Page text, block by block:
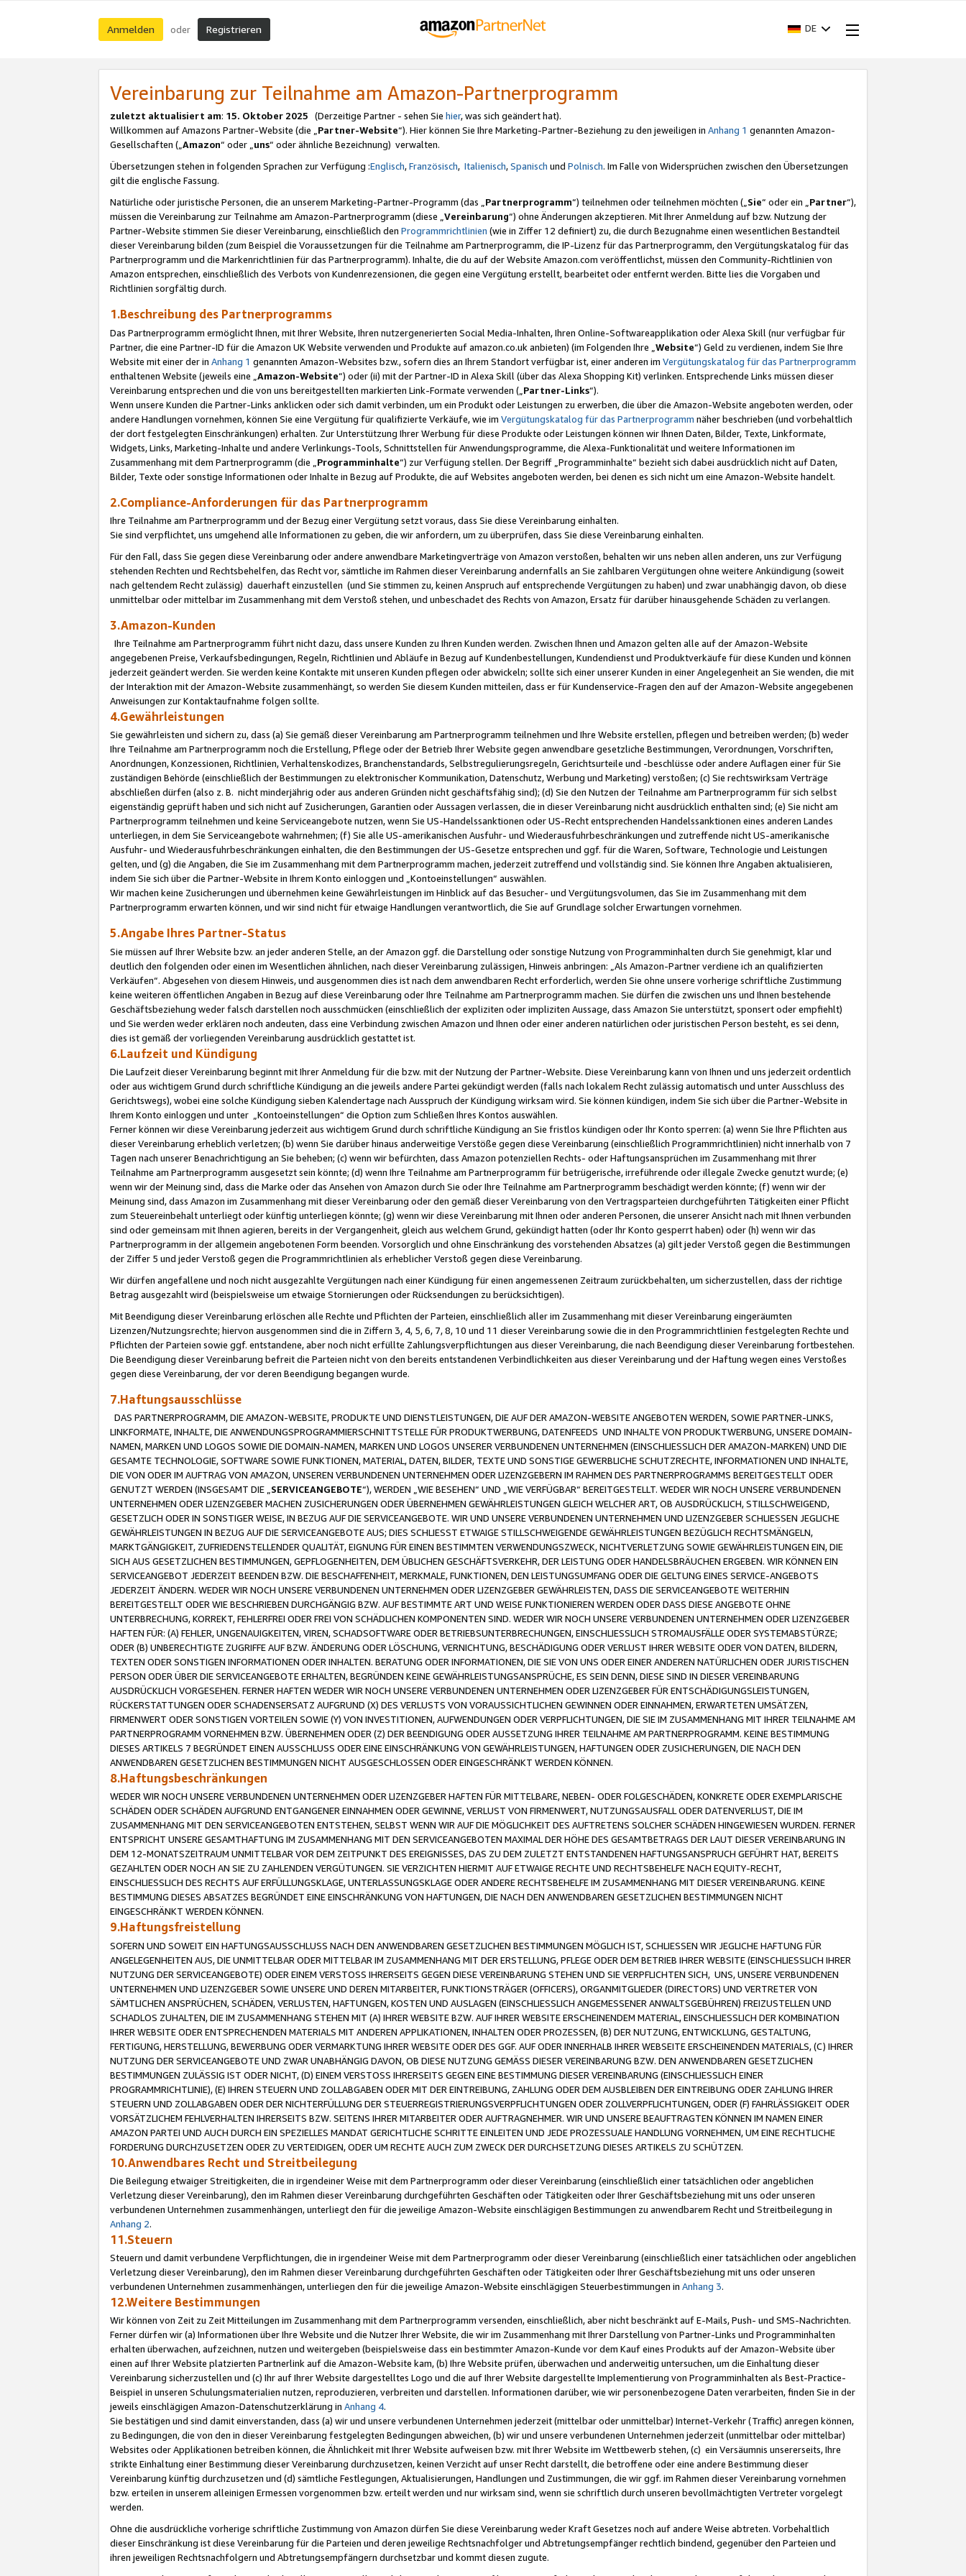
Anmelden oder Registrieren DE
Vereinbarung zur Teilnahme am Amazon-Partnerprogramm
zuletzt aktualisiert am: 15. Oktober 2025 (Derzeitige Partner - sehen Sie hier, was sich geändert hat).
Willkommen auf Amazons Partner-Website (die „Partner-Website“). Hier können Sie Ihre Marketing-Partner-Beziehung zu den jeweiligen in Anhang 1 genannten Amazon-
Gesellschaften („Amazon“ oder „uns“ oder ähnliche Bezeichnung) verwalten.
Übersetzungen stehen in folgenden Sprachen zur Verfügung :Englisch,Französisch, Italienisch,Spanisch und Polnisch. Im Falle von Widersprüchen zwischen den Übersetzungen
gilt die englische Fassung.
Natürliche oder juristische Personen, die an unserem Marketing-Partner-Programm (das „Partnerprogramm“) teilnehmen oder teilnehmen möchten („Sie“ oder ein „Partner“),
müssen die Vereinbarung zur Teilnahme am Amazon-Partnerprogramm (diese „Vereinbarung“) ohne Änderungen akzeptieren. Mit Ihrer Anmeldung auf bzw. Nutzung der
Partner-Website stimmen Sie dieser Vereinbarung, einschließlich den Programmrichtlinien (wie in Ziffer 12 definiert) zu, die durch Bezugnahme einen wesentlichen Bestandteil
dieser Vereinbarung bilden (zum Beispiel die Voraussetzungen für die Teilnahme am Partnerprogramm, die IP-Lizenz für das Partnerprogramm, den Vergütungskatalog für das
Partnerprogramm und die Markenrichtlinien für das Partnerprogramm). Inhalte, die du auf der Website Amazon.com veröffentlichst, müssen den Community-Richtlinien von
Amazon entsprechen, einschließlich des Verbots von Kundenrezensionen, die gegen eine Vergütung erstellt, bearbeitet oder entfernt werden. Bitte lies die Vorgaben und
Richtlinien sorgfältig durch.
1.Beschreibung des Partnerprogramms
Das Partnerprogramm ermöglicht Ihnen, mit Ihrer Website, Ihren nutzergenerierten Social Media-Inhalten, Ihren Online-Softwareapplikation oder Alexa Skill (nur verfügbar für
Partner, die eine Partner-ID für die Amazon UK Website verwenden und Produkte auf amazon.co.uk anbieten) (im Folgenden Ihre „ Website“) Geld zu verdienen, indem Sie Ihre
Website mit einer der in Anhang 1 genannten Amazon-Websites bzw., sofern dies an Ihrem Standort verfügbar ist, einer anderen im Vergütungskatalog für das Partnerprogramm
enthaltenen Website (jeweils eine „ Amazon-Website“) oder (ii) mit der Partner-ID in Alexa Skill (über das Alexa Shopping Kit) verlinken. Entsprechende Links müssen dieser
Vereinbarung entsprechen und die von uns bereitgestellten markierten Link-Formate verwenden („ Partner-Links“).
Wenn unsere Kunden die Partner-Links anklicken oder sich damit verbinden, um ein Produkt oder Leistungen zu erwerben, die über die Amazon-Website angeboten werden, oder
andere Handlungen vornehmen, können Sie eine Vergütung für qualifizierte Verkäufe, wie im Vergütungskatalog für das Partnerprogramm näher beschrieben (und vorbehaltlich
der dort festgelegten Einschränkungen) erhalten. Zur Unterstützung Ihrer Werbung für diese Produkte oder Leistungen können wir Ihnen Daten, Bilder, Texte, Linkformate,
Widgets, Links, Marketing-Inhalte und andere Verlinkungs-Tools, Schnittstellen für Anwendungsprogramme, die Alexa-Funktionalität und weitere Informationen im
Zusammenhang mit dem Partnerprogramm (die „ Programminhalte“) zur Verfügung stellen. Der Begriff „Programminhalte“ bezieht sich dabei ausdrücklich nicht auf Daten,
Bilder, Texte oder sonstige Informationen oder Inhalte in Bezug auf Produkte, die auf Websites angeboten werden, bei denen es sich nicht um eine Amazon-Website handelt.
2.Compliance-Anforderungen für das Partnerprogramm
Ihre Teilnahme am Partnerprogramm und der Bezug einer Vergütung setzt voraus, dass Sie diese Vereinbarung einhalten.
Sie sind verpflichtet, uns umgehend alle Informationen zu geben, die wir anfordern, um zu überprüfen, dass Sie diese Vereinbarung einhalten.
Für den Fall, dass Sie gegen diese Vereinbarung oder andere anwendbare Marketingverträge von Amazon verstoßen, behalten wir uns neben allen anderen, uns zur Verfügung
stehenden Rechten und Rechtsbehelfen, das Recht vor, sämtliche im Rahmen dieser Vereinbarung andernfalls an Sie zahlbaren Vergütungen ohne weitere Ankündigung (soweit
nach geltendem Recht zulässig) dauerhaft einzustellen (und Sie stimmen zu, keinen Anspruch auf entsprechende Vergütungen zu haben) und zwar unabhängig davon, ob diese
unmittelbar oder mittelbar im Zusammenhang mit dem Verstoß stehen, und unbeschadet des Rechts von Amazon, Ersatz für darüber hinausgehende Schäden zu verlangen.
3.Amazon-Kunden
Ihre Teilnahme am Partnerprogramm führt nicht dazu, dass unsere Kunden zu Ihren Kunden werden. Zwischen Ihnen und Amazon gelten alle auf der Amazon-Website
angegebenen Preise, Verkaufsbedingungen, Regeln, Richtlinien und Abläufe in Bezug auf Kundenbestellungen, Kundendienst und Produktverkäufe für diese Kunden und können
jederzeit geändert werden. Sie werden keine Kontakte mit unseren Kunden pflegen oder abwickeln; sollte sich einer unserer Kunden in einer Angelegenheit an Sie wenden, die mit
der Interaktion mit der Amazon-Website zusammenhängt, so werden Sie diesem Kunden mitteilen, dass er für Kundenservice-Fragen den auf der Amazon-Website angegebenen
Anweisungen zur Kontaktaufnahme folgen sollte.
4.Gewährleistungen
Sie gewährleisten und sichern zu, dass (a) Sie gemäß dieser Vereinbarung am Partnerprogramm teilnehmen und Ihre Website erstellen, pflegen und betreiben werden; (b) weder
Ihre Teilnahme am Partnerprogramm noch die Erstellung, Pflege oder der Betrieb Ihrer Website gegen anwendbare gesetzliche Bestimmungen, Verordnungen, Vorschriften,
Anordnungen, Konzessionen, Richtlinien, Verhaltenskodizes, Branchenstandards, Selbstregulierungsregeln, Gerichtsurteile und -beschlüsse oder andere Auflagen einer für Sie
zuständigen Behörde (einschließlich der Bestimmungen zu elektronischer Kommunikation, Datenschutz, Werbung und Marketing) verstoßen; (c) Sie rechtswirksam Verträge
abschließen dürfen (also z. B. nicht minderjährig oder aus anderen Gründen nicht geschäftsfähig sind); (d) Sie den Nutzen der Teilnahme am Partnerprogramm für sich selbst
eigenständig geprüft haben und sich nicht auf Zusicherungen, Garantien oder Aussagen verlassen, die in dieser Vereinbarung nicht ausdrücklich enthalten sind; (e) Sie nicht am
Partnerprogramm teilnehmen und keine Serviceangebote nutzen, wenn Sie US-Handelssanktionen oder US-Recht entsprechenden Handelssanktionen eines anderen Landes
unterliegen, in dem Sie Serviceangebote wahrnehmen; (f) Sie alle US-amerikanischen Ausfuhr- und Wiederausfuhrbeschränkungen und zutreffende nicht US-amerikanische
Ausfuhr- und Wiederausfuhrbeschränkungen einhalten, die den Bestimmungen der US-Gesetze entsprechen und ggf. für die Waren, Software, Technologie und Leistungen
gelten, und (g) die Angaben, die Sie im Zusammenhang mit dem Partnerprogramm machen, jederzeit zutreffend und vollständig sind. Sie können Ihre Angaben aktualisieren,
indem Sie sich über die Partner-Website in Ihrem Konto einloggen und „Kontoeinstellungen“ auswählen.
Wir machen keine Zusicherungen und übernehmen keine Gewährleistungen im Hinblick auf das Besucher- und Vergütungsvolumen, das Sie im Zusammenhang mit dem
Partnerprogramm erwarten können, und wir sind nicht für etwaige Handlungen verantwortlich, die Sie auf Grundlage solcher Erwartungen vornehmen.
5.Angabe Ihres Partner-Status
Sie müssen auf Ihrer Website bzw. an jeder anderen Stelle, an der Amazon ggf. die Darstellung oder sonstige Nutzung von Programminhalten durch Sie genehmigt, klar und
deutlich den folgenden oder einen im Wesentlichen ähnlichen, nach dieser Vereinbarung zulässigen, Hinweis anbringen: „Als Amazon-Partner verdiene ich an qualifizierten
Verkäufen“. Abgesehen von diesem Hinweis, und ausgenommen dies ist nach dem anwendbaren Recht erforderlich, werden Sie ohne unsere vorherige schriftliche Zustimmung
keine weiteren öffentlichen Angaben in Bezug auf diese Vereinbarung oder Ihre Teilnahme am Partnerprogramm machen. Sie dürfen die zwischen uns und Ihnen bestehende
Geschäftsbeziehung weder falsch darstellen noch ausschmücken (einschließlich der expliziten oder impliziten Aussage, dass Amazon Sie unterstützt, sponsert oder empfiehlt)
und Sie werden weder erklären noch andeuten, dass eine Verbindung zwischen Amazon und Ihnen oder einer anderen natürlichen oder juristischen Person besteht, es sei denn,
dies ist gemäß der vorliegenden Vereinbarung ausdrücklich gestattet ist.
6.Laufzeit und Kündigung
Die Laufzeit dieser Vereinbarung beginnt mit Ihrer Anmeldung für die bzw. mit der Nutzung der Partner-Website. Diese Vereinbarung kann von Ihnen und uns jederzeit ordentlich
oder aus wichtigem Grund durch schriftliche Kündigung an die jeweils andere Partei gekündigt werden (falls nach lokalem Recht zulässig automatisch und unter Ausschluss des
Gerichtswegs), wobei eine solche Kündigung sieben Kalendertage nach Ausspruch der Kündigung wirksam wird. Sie können kündigen, indem Sie sich über die Partner-Website in
Ihrem Konto einloggen und unter „Kontoeinstellungen“ die Option zum Schließen Ihres Kontos auswählen.
Ferner können wir diese Vereinbarung jederzeit aus wichtigem Grund durch schriftliche Kündigung an Sie fristlos kündigen oder Ihr Konto sperren: (a) wenn Sie Ihre Pflichten aus
dieser Vereinbarung erheblich verletzen; (b) wenn Sie darüber hinaus anderweitige Verstöße gegen diese Vereinbarung (einschließlich Programmrichtlinien) nicht innerhalb von 7
Tagen nach unserer Benachrichtigung an Sie beheben; (c) wenn wir befürchten, dass Amazon potenziellen Rechts- oder Haftungsansprüchen im Zusammenhang mit Ihrer
Teilnahme am Partnerprogramm ausgesetzt sein könnte; (d) wenn Ihre Teilnahme am Partnerprogramm für betrügerische, irreführende oder illegale Zwecke genutzt wurde; (e)
wenn wir der Meinung sind, dass die Marke oder das Ansehen von Amazon durch Sie oder Ihre Teilnahme am Partnerprogramm beschädigt werden könnte; (f) wenn wir der
Meinung sind, dass Amazon im Zusammenhang mit dieser Vereinbarung oder den gemäß dieser Vereinbarung von den Vertragsparteien durchgeführten Tätigkeiten einer Pflicht
zum Steuereinbehalt unterliegt oder künftig unterliegen könnte; (g) wenn wir diese Vereinbarung mit Ihnen oder anderen Personen, die unserer Ansicht nach mit Ihnen verbunden
sind oder gemeinsam mit Ihnen agieren, bereits in der Vergangenheit, gleich aus welchem Grund, gekündigt hatten (oder Ihr Konto gesperrt haben) oder (h) wenn wir das
Partnerprogramm in der allgemein angebotenen Form beenden. Vorsorglich und ohne Einschränkung des vorstehenden Absatzes (a) gilt jeder Verstoß gegen die Bestimmungen
der Ziffer 5 und jeder Verstoß gegen die Programmrichtlinien als erheblicher Verstoß gegen diese Vereinbarung.
Wir dürfen angefallene und noch nicht ausgezahlte Vergütungen nach einer Kündigung für einen angemessenen Zeitraum zurückbehalten, um sicherzustellen, dass der richtige
Betrag ausgezahlt wird (beispielsweise um etwaige Stornierungen oder Rücksendungen zu berücksichtigen).
Mit Beendigung dieser Vereinbarung erlöschen alle Rechte und Pflichten der Parteien, einschließlich aller im Zusammenhang mit dieser Vereinbarung eingeräumten
Lizenzen/Nutzungsrechte; hiervon ausgenommen sind die in Ziffern 3, 4, 5, 6, 7, 8, 10 und 11 dieser Vereinbarung sowie die in den Programmrichtlinien festgelegten Rechte und
Pflichten der Parteien sowie ggf. entstandene, aber noch nicht erfüllte Zahlungsverpflichtungen aus dieser Vereinbarung, die nach Beendigung dieser Vereinbarung fortbestehen.
Die Beendigung dieser Vereinbarung befreit die Parteien nicht von den bereits entstandenen Verbindlichkeiten aus dieser Vereinbarung und der Haftung wegen eines Verstoßes
gegen diese Vereinbarung, der vor deren Beendigung begangen wurde.
7.Haftungsausschlüsse
DAS PARTNERPROGRAMM, DIE AMAZON-WEBSITE, PRODUKTE UND DIENSTLEISTUNGEN, DIE AUF DER AMAZON-WEBSITE ANGEBOTEN WERDEN, SOWIE PARTNER-LINKS,
LINKFORMATE, INHALTE, DIE ANWENDUNGSPROGRAMMIERSCHNITTSTELLE FÜR PRODUKTWERBUNG, DATENFEEDS UND INHALTE VON PRODUKTWERBUNG, UNSERE DOMAIN-
NAMEN, MARKEN UND LOGOS SOWIE DIE DOMAIN-NAMEN, MARKEN UND LOGOS UNSERER VERBUNDENEN UNTERNEHMEN (EINSCHLIESSLICH DER AMAZON-MARKEN) UND DIE
GESAMTE TECHNOLOGIE, SOFTWARE SOWIE FUNKTIONEN, MATERIAL, DATEN, BILDER, TEXTE UND SONSTIGE GEWERBLICHE SCHUTZRECHTE, INFORMATIONEN UND INHALTE,
DIE VON ODER IM AUFTRAG VON AMAZON, UNSEREN VERBUNDENEN UNTERNEHMEN ODER LIZENZGEBERN IM RAHMEN DES PARTNERPROGRAMMS BEREITGESTELLT ODER
GENUTZT WERDEN (INSGESAMT DIE „ SERVICEANGEBOTE“), WERDEN „WIE BESEHEN“ UND „WIE VERFÜGBAR“ BEREITGESTELLT. WEDER WIR NOCH UNSERE VERBUNDENEN
UNTERNEHMEN ODER LIZENZGEBER MACHEN ZUSICHERUNGEN ODER ÜBERNEHMEN GEWÄHRLEISTUNGEN GLEICH WELCHER ART, OB AUSDRÜCKLICH, STILLSCHWEIGEND,
GESETZLICH ODER IN SONSTIGER WEISE, IN BEZUG AUF DIE SERVICEANGEBOTE. WIR UND UNSERE VERBUNDENEN UNTERNEHMEN UND LIZENZGEBER SCHLIESSEN JEGLICHE
GEWÄHRLEISTUNGEN IN BEZUG AUF DIE SERVICEANGEBOTE AUS; DIES SCHLIESST ETWAIGE STILLSCHWEIGENDE GEWÄHRLEISTUNGEN BEZÜGLICH RECHTSMÄNGELN,
MARKTGÄNGIGKEIT, ZUFRIEDENSTELLENDER QUALITÄT, EIGNUNG FÜR EINEN BESTIMMTEN VERWENDUNGSZWECK, NICHTVERLETZUNG SOWIE GEWÄHRLEISTUNGEN EIN, DIE
SICH AUS GESETZLICHEN BESTIMMUNGEN, GEPFLOGENHEITEN, DEM ÜBLICHEN GESCHÄFTSVERKEHR, DER LEISTUNG ODER HANDELSBRÄUCHEN ERGEBEN. WIR KÖNNEN EIN
SERVICEANGEBOT JEDERZEIT BEENDEN BZW. DIE BESCHAFFENHEIT, MERKMALE, FUNKTIONEN, DEN LEISTUNGSUMFANG ODER DIE GELTUNG EINES SERVICE-ANGEBOTS
JEDERZEIT ÄNDERN. WEDER WIR NOCH UNSERE VERBUNDENEN UNTERNEHMEN ODER LIZENZGEBER GEWÄHRLEISTEN, DASS DIE SERVICEANGEBOTE WEITERHIN
BEREITGESTELLT ODER WIE BESCHRIEBEN DURCHGÄNGIG BZW. AUF BESTIMMTE ART UND WEISE FUNKTIONIEREN WERDEN ODER DASS DIESE ANGEBOTE OHNE
UNTERBRECHUNG, KORREKT, FEHLERFREI ODER FREI VON SCHÄDLICHEN KOMPONENTEN SIND. WEDER WIR NOCH UNSERE VERBUNDENEN UNTERNEHMEN ODER LIZENZGEBER
HAFTEN FÜR: (A) FEHLER, UNGENAUIGKEITEN, VIREN, SCHADSOFTWARE ODER BETRIEBSUNTERBRECHUNGEN, EINSCHLIESSLICH STROMAUSFÄLLE ODER SYSTEMABSTÜRZE;
ODER (B) UNBERECHTIGTE ZUGRIFFE AUF BZW. ÄNDERUNG ODER LÖSCHUNG, VERNICHTUNG, BESCHÄDIGUNG ODER VERLUST IHRER WEBSITE ODER VON DATEN, BILDERN,
TEXTEN ODER SONSTIGEN INFORMATIONEN ODER INHALTEN. BERATUNG ODER INFORMATIONEN, DIE SIE VON UNS ODER EINER ANDEREN NATÜRLICHEN ODER JURISTISCHEN
PERSON ODER ÜBER DIE SERVICEANGEBOTE ERHALTEN, BEGRÜNDEN KEINE GEWÄHRLEISTUNGSANSPRÜCHE, ES SEIN DENN, DIESE SIND IN DIESER VEREINBARUNG
AUSDRÜCKLICH VORGESEHEN. FERNER HAFTEN WEDER WIR NOCH UNSERE VERBUNDENEN UNTERNEHMEN ODER LIZENZGEBER FÜR ENTSCHÄDIGUNGSLEISTUNGEN,
RÜCKERSTATTUNGEN ODER SCHADENSERSATZ AUFGRUND (X) DES VERLUSTS VON VORAUSSICHTLICHEN GEWINNEN ODER EINNAHMEN, ERWARTETEN UMSÄTZEN,
FIRMENWERT ODER SONSTIGEN VORTEILEN SOWIE (Y) VON INVESTITIONEN, AUFWENDUNGEN ODER VERPFLICHTUNGEN, DIE SIE IM ZUSAMMENHANG MIT IHRER TEILNAHME AM
PARTNERPROGRAMM VORNEHMEN BZW. ÜBERNEHMEN ODER (Z) DER BEENDIGUNG ODER AUSSETZUNG IHRER TEILNAHME AM PARTNERPROGRAMM. KEINE BESTIMMUNG
DIESES ARTIKELS 7 BEGRÜNDET EINEN AUSSCHLUSS ODER EINE EINSCHRÄNKUNG VON GEWÄHRLEISTUNGEN, HAFTUNGEN ODER ZUSICHERUNGEN, DIE NACH DEN
ANWENDBAREN GESETZLICHEN BESTIMMUNGEN NICHT AUSGESCHLOSSEN ODER EINGESCHRÄNKT WERDEN KÖNNEN.
8.Haftungsbeschränkungen
WEDER WIR NOCH UNSERE VERBUNDENEN UNTERNEHMEN ODER LIZENZGEBER HAFTEN FÜR MITTELBARE, NEBEN- ODER FOLGESCHÄDEN, KONKRETE ODER EXEMPLARISCHE
SCHÄDEN ODER SCHÄDEN AUFGRUND ENTGANGENER EINNAHMEN ODER GEWINNE, VERLUST VON FIRMENWERT, NUTZUNGSAUSFALL ODER DATENVERLUST, DIE IM
ZUSAMMENHANG MIT DEN SERVICEANGEBOTEN ENTSTEHEN, SELBST WENN WIR AUF DIE MÖGLICHKEIT DES AUFTRETENS SOLCHER SCHÄDEN HINGEWIESEN WURDEN. FERNER
ENTSPRICHT UNSERE GESAMTHAFTUNG IM ZUSAMMENHANG MIT DEN SERVICEANGEBOTEN MAXIMAL DER HÖHE DES GESAMTBETRAGS DER LAUT DIESER VEREINBARUNG IN
DEM 12-MONATSZEITRAUM UNMITTELBAR VOR DEM ZEITPUNKT DES EREIGNISSES, DAS ZU DEM ZULETZT ENTSTANDENEN HAFTUNGSANSPRUCH GEFÜHRT HAT, BEREITS
GEZAHLTEN ODER NOCH AN SIE ZU ZAHLENDEN VERGÜTUNGEN. SIE VERZICHTEN HIERMIT AUF ETWAIGE RECHTE UND RECHTSBEHELFE NACH EQUITY-RECHT,
EINSCHLIESSLICH DES RECHTS AUF ERFÜLLUNGSKLAGE, UNTERLASSUNGSKLAGE ODER ANDERE RECHTSBEHELFE IM ZUSAMMENHANG MIT DIESER VEREINBARUNG. KEINE
BESTIMMUNG DIESES ABSATZES BEGRÜNDET EINE EINSCHRÄNKUNG VON HAFTUNGEN, DIE NACH DEN ANWENDBAREN GESETZLICHEN BESTIMMUNGEN NICHT
EINGESCHRÄNKT WERDEN KÖNNEN.
9.Haftungsfreistellung
SOFERN UND SOWEIT EIN HAFTUNGSAUSSCHLUSS NACH DEN ANWENDBAREN GESETZLICHEN BESTIMMUNGEN MÖGLICH IST, SCHLIESSEN WIR JEGLICHE HAFTUNG FÜR
ANGELEGENHEITEN AUS, DIE UNMITTELBAR ODER MITTELBAR IM ZUSAMMENHANG MIT DER ERSTELLUNG, PFLEGE ODER DEM BETRIEB IHRER WEBSITE (EINSCHLIESSLICH IHRER
NUTZUNG DER SERVICEANGEBOTE) ODER EINEM VERSTOSS IHRERSEITS GEGEN DIESE VEREINBARUNG STEHEN UND SIE VERPFLICHTEN SICH, UNS, UNSERE VERBUNDENEN
UNTERNEHMEN UND LIZENZGEBER SOWIE UNSERE UND DEREN MITARBEITER, FUNKTIONSTRÄGER (OFFICERS), ORGANMITGLIEDER (DIRECTORS) UND VERTRETER VON
SÄMTLICHEN ANSPRÜCHEN, SCHÄDEN, VERLUSTEN, HAFTUNGEN, KOSTEN UND AUSLAGEN (EINSCHLIESSLICH ANGEMESSENER ANWALTSGEBÜHREN) FREIZUSTELLEN UND
SCHADLOS ZUHALTEN, DIE IM ZUSAMMENHANG STEHEN MIT (A) IHRER WEBSITE BZW. AUF IHRER WEBSITE ERSCHEINENDEM MATERIAL, EINSCHLIESSLICH DER KOMBINATION
IHRER WEBSITE ODER ENTSPRECHENDEN MATERIALS MIT ANDEREN APPLIKATIONEN, INHALTEN ODER PROZESSEN, (B) DER NUTZUNG, ENTWICKLUNG, GESTALTUNG,
FERTIGUNG, HERSTELLUNG, BEWERBUNG ODER VERMARKTUNG IHRER WEBSITE ODER DES GGF. AUF ODER INNERHALB IHRER WEBSEITE ERSCHEINENDEN MATERIALS, (C) IHRER
NUTZUNG DER SERVICEANGEBOTE UND ZWAR UNABHÄNGIG DAVON, OB DIESE NUTZUNG GEMÄSS DIESER VEREINBARUNG BZW. DEN ANWENDBAREN GESETZLICHEN
BESTIMMUNGEN ZULÄSSIG IST ODER NICHT, (D) EINEM VERSTOSS IHRERSEITS GEGEN EINE BESTIMMUNG DIESER VEREINBARUNG (EINSCHLIESSLICH EINER
PROGRAMMRICHTLINIE), (E) IHREN STEUERN UND ZOLLABGABEN ODER MIT DER EINTREIBUNG, ZAHLUNG ODER DEM AUSBLEIBEN DER EINTREIBUNG ODER ZAHLUNG IHRER
STEUERN UND ZOLLABGABEN ODER DER NICHTERFÜLLUNG DER STEUERREGISTRIERUNGSVERPFLICHTUNGEN ODER ZOLLVERPFLICHTUNGEN, ODER (F) FAHRLÄSSIGKEIT ODER
VORSÄTZLICHEM FEHLVERHALTEN IHRERSEITS BZW. SEITENS IHRER MITARBEITER ODER AUFTRAGNEHMER. WIR UND UNSERE BEAUFTRAGTEN KÖNNEN IM NAMEN EINER
AMAZON PARTEI UND AUCH DURCH EIN SPEZIELLES MANDAT GERICHTLICHE SCHRITTE EINLEITEN UND JEDE PROZESSUALE HANDLUNG VORNEHMEN, UM EINE RECHTLICHE
FORDERUNG DURCHZUSETZEN ODER ZU VERTEIDIGEN, ODER UM RECHTE AUCH ZUM ZWECK DER DURCHSETZUNG DIESES ARTIKELS ZU SCHÜTZEN.
10.Anwendbares Recht und Streitbeilegung
Die Beilegung etwaiger Streitigkeiten, die in irgendeiner Weise mit dem Partnerprogramm oder dieser Vereinbarung (einschließlich einer tatsächlichen oder angeblichen
Verletzung dieser Vereinbarung), den im Rahmen dieser Vereinbarung durchgeführten Geschäften oder Tätigkeiten oder Ihrer Geschäftsbeziehung mit uns oder unseren
verbundenen Unternehmen zusammenhängen, unterliegt den für die jeweilige Amazon-Website einschlägigen Bestimmungen zu anwendbarem Recht und Streitbeilegung in
Anhang 2.
11.Steuern
Steuern und damit verbundene Verpflichtungen, die in irgendeiner Weise mit dem Partnerprogramm oder dieser Vereinbarung (einschließlich einer tatsächlichen oder angeblichen
Verletzung dieser Vereinbarung), den im Rahmen dieser Vereinbarung durchgeführten Geschäften oder Tätigkeiten oder Ihrer Geschäftsbeziehung mit uns oder unseren
verbundenen Unternehmen zusammenhängen, unterliegen den für die jeweilige Amazon-Website einschlägigen Steuerbestimmungen in Anhang 3.
12.Weitere Bestimmungen
Wir können von Zeit zu Zeit Mitteilungen im Zusammenhang mit dem Partnerprogramm versenden, einschließlich, aber nicht beschränkt auf E-Mails, Push- und SMS-Nachrichten.
Ferner dürfen wir (a) Informationen über Ihre Website und die Nutzer Ihrer Website, die wir im Zusammenhang mit Ihrer Darstellung von Partner-Links und Programminhalten
erhalten überwachen, aufzeichnen, nutzen und weitergeben (beispielsweise dass ein bestimmter Amazon-Kunde vor dem Kauf eines Produkts auf der Amazon-Website über
einen auf Ihrer Website platzierten Partnerlink auf die Amazon-Website kam, (b) Ihre Website prüfen, überwachen und anderweitig untersuchen, um die Einhaltung dieser
Vereinbarung sicherzustellen und (c) Ihr auf Ihrer Website dargestelltes Logo und die auf Ihrer Website dargestellte Implementierung von Programminhalten als Best-Practice-
Beispiel in unseren Schulungsmaterialien nutzen, reproduzieren, verbreiten und darstellen. Informationen darüber, wie wir personenbezogene Daten verarbeiten, finden Sie in der
jeweils einschlägigen Amazon-Datenschutzerklärung in Anhang 4.
Sie bestätigen und sind damit einverstanden, dass (a) wir und unsere verbundenen Unternehmen jederzeit (mittelbar oder unmittelbar) Internet-Verkehr (Traffic) anregen können,
zu Bedingungen, die von den in dieser Vereinbarung festgelegten Bedingungen abweichen, (b) wir und unsere verbundenen Unternehmen jederzeit (unmittelbar oder mittelbar)
Websites oder Applikationen betreiben können, die Ähnlichkeit mit Ihrer Website aufweisen bzw. mit Ihrer Website im Wettbewerb stehen, (c) ein Versäumnis unsererseits, Ihre
strikte Einhaltung einer Bestimmung dieser Vereinbarung durchzusetzen, keinen Verzicht auf unser Recht darstellt, die betroffene oder eine andere Bestimmung dieser
Vereinbarung künftig durchzusetzen und (d) sämtliche Festlegungen, Aktualisierungen, Handlungen und Zustimmungen, die wir ggf. im Rahmen dieser Vereinbarung vornehmen
bzw. erteilen in unserem alleinigen Ermessen vorgenommen bzw. erteilt werden und nur wirksam sind, wenn sie schriftlich durch unseren bevollmächtigten Vertreter vorgelegt
werden.
Ohne die ausdrückliche vorherige schriftliche Zustimmung von Amazon dürfen Sie diese Vereinbarung weder Kraft Gesetzes noch auf andere Weise abtreten. Vorbehaltlich
dieser Einschränkung ist diese Vereinbarung für die Parteien und deren jeweilige Rechtsnachfolger und Abtretungsempfänger rechtlich bindend, gegenüber den Parteien und
ihren jeweiligen Rechtsnachfolgern und Abtretungsempfängern durchsetzbar und kommt diesen zugute.